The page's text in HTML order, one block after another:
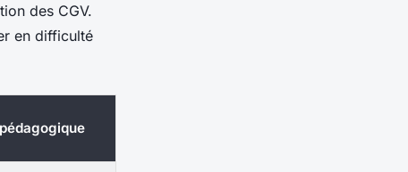
des CGV.
en difficulté